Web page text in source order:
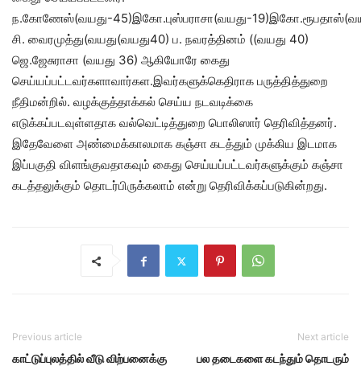
ந.கோணேஸ்(வயது-45)இகோ.புஸ்பராசா(வயது-
சி. வைரமுத்து(வயது(வயது40) ப. நவரத்தினம் ((வயது 40)
ஜெ.ஜேசுராசா (வயது 36) ஆகியோரே கைது
செய்யப்பட்டவர்களாவார்கள.இவர்களுக்கெதிராக பருத்தித்துறை
நீதிமன்றில். வழக்குத்தாக்கல் செய்ய நடவடிக்கை
எடுக்கப்படவுள்ளதாக வல்வெட்டித்துறை பொலிஸார் தெரிவித்தனர்.
இதேவேளை அண்மைக்காலமாக கஞ்சா கடத்தும் முக்கிய இடமாக
இப்பகுதி விளங்குவதாகவும் கைது செய்யப்பட்டவர்களுக்கும் கஞ்சா
கடத்தலுக்கும் தொடர்பிருக்கலாம் என்று தெரிவிக்கப்படுகின்றது.
Previous article
காட்டுப்புலத்தில் வீடு விற்பனைக்கு
Next article
பல தடைகளை கடந்தும் தொடரும்